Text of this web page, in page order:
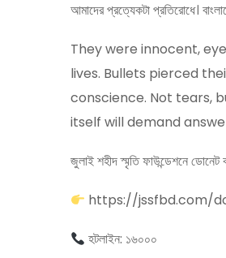
আমাদের প্রত্যেকটা প্রতিরোধে।
They were innocent,
lives. Bullets pierced
conscience. Not tears,
itself will demand
জুলাই শহীদ স্মৃতি ফাউন্ডেশনে
https://jssfbd.com/
হটলাইন: ১৬০০০